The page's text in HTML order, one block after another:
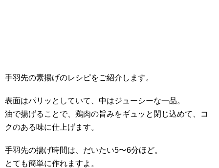
手羽先の素揚げのレシピをご紹介します。
表面はパリッとしていて、中はジューシーな一品。
油で揚げることで、鶏肉の旨みをギュッと閉じ込めて、コ
クのある味に仕上げます。
手羽先の揚げ時間は、だいたい5〜6分ほど。
とても簡単に作れますよ。